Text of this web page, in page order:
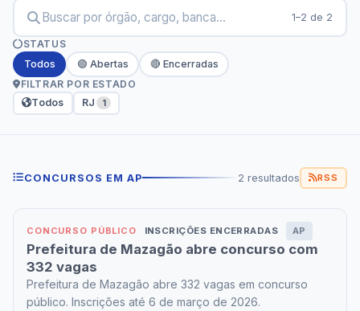
1–2 de 2
STATUS
Todos
🟢 Abertas
🔴 Encerradas
FILTRAR POR ESTADO
Todos
RJ 1
CONCURSOS EM AP 2 resultados RSS
CONCURSO PÚBLICO INSCRIÇÕES ENCERRADAS AP
Prefeitura de Mazagão abre concurso com
332 vagas
Prefeitura de Mazagão abre 332 vagas em concurso
público. Inscrições até 6 de março de 2026.